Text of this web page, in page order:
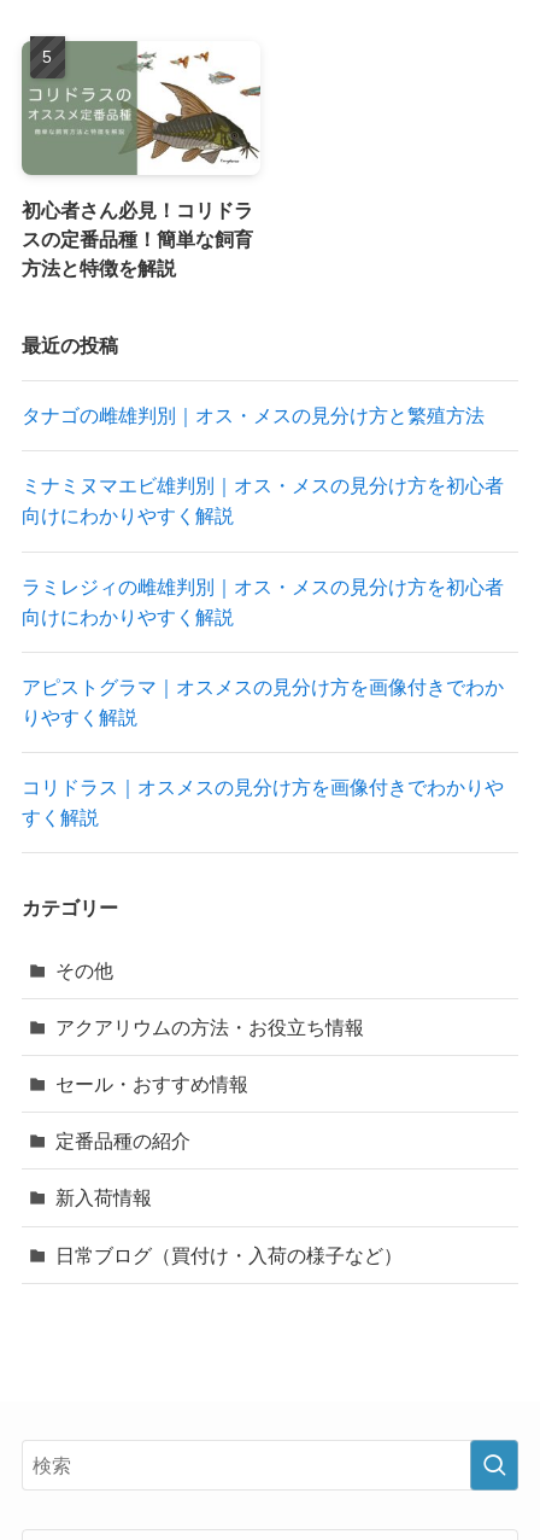
初心者さん必見！コリドラ
スの定番品種！簡単な飼育
方法と特徴を解説
最近の投稿
タナゴの雌雄判別｜オス・メスの見分け方と繁殖方法
ミナミヌマエビ雄判別｜オス・メスの見分け方を初心者
向けにわかりやすく解説
ラミレジィの雌雄判別｜オス・メスの見分け方を初心者
向けにわかりやすく解説
アピストグラマ｜オスメスの見分け方を画像付きでわか
りやすく解説
コリドラス｜オスメスの見分け方を画像付きでわかりや
すく解説
カテゴリー
その他
アクアリウムの方法・お役立ち情報
セール・おすすめ情報
定番品種の紹介
新入荷情報
日常ブログ（買付け・入荷の様子など）